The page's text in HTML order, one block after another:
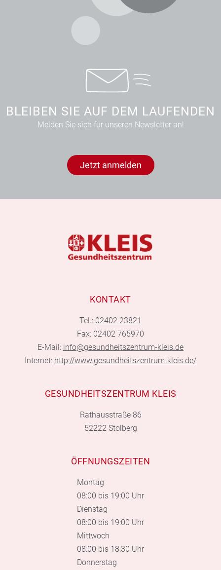
BLEIBEN SIE AUF DEM LAUFENDEN
Melden Sie sich für unseren Newsletter an!
Jetzt anmelden
KONTAKT
Tel.: 02402 23821
Fax: 02402 765970
E-Mail: info@gesundheitszentrum-kleis.de
Internet: http://www.gesundheitszentrum-kleis.de/
GESUNDHEITSZENTRUM KLEIS
Rathausstraße 86
52222 Stolberg
ÖFFNUNGSZEITEN
Montag
08:00 bis 19:00 Uhr
Dienstag
08:00 bis 19:00 Uhr
Mittwoch
08:00 bis 18:30 Uhr
Donnerstag